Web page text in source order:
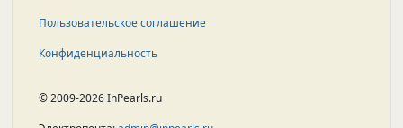
Пользовательское соглашение
Конфиденциальность
© 2009-2026 InPearls.ru